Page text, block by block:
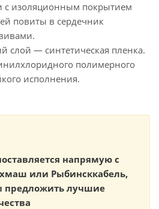
с изоляционным покрытием
повиты в сердечник
слой — синтетическая пленка.
полимерного
исполнения.
напрямую с
или Рыбинсккабель,
предложить лучшие